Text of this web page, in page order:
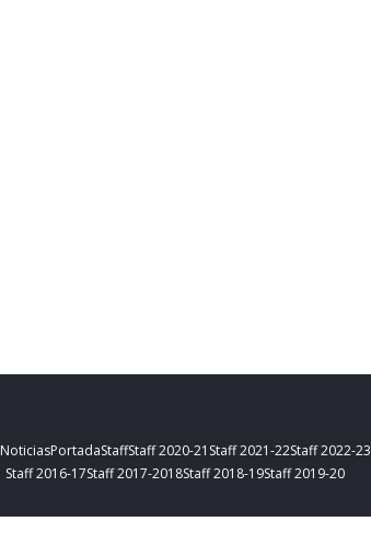
NoticiasPortadaStaffStaff 2020-21 Staff 2021-22Staff 2022-23
Staff 2016-17Staff 2017-2018Staff 2018-19Staff 2019-20